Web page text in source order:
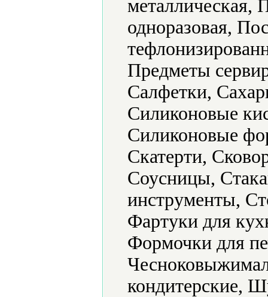
металлическая,
одноразовая,
Предметы
Салфетки,
Силиконовые
Силиконовые
Скатерти,
Соусницы,
инструменты,
Фартуки для
Формочки для
кондитерские,